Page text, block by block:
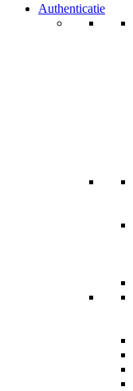
Authenticatie